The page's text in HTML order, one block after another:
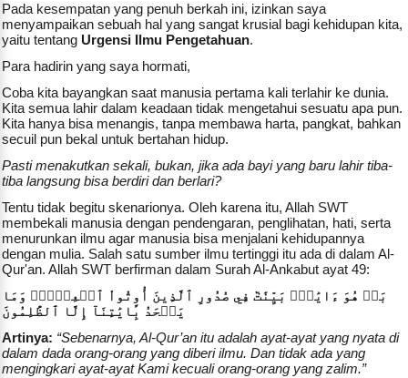
Pada kesempatan yang penuh berkah ini, izinkan saya
menyampaikan sebuah hal yang sangat krusial bagi kehidupan kita,
yaitu tentang Urgensi Ilmu Pengetahuan.
Para hadirin yang saya hormati,
Coba kita bayangkan saat manusia pertama kali terlahir ke dunia.
Kita semua lahir dalam keadaan tidak mengetahui sesuatu apa pun.
Kita hanya bisa menangis, tanpa membawa harta, pangkat, bahkan
secuil pun bekal untuk bertahan hidup.
Pasti menakutkan sekali, bukan, jika ada bayi yang baru lahir tiba-
tiba langsung bisa berdiri dan berlari?
Tentu tidak begitu skenarionya. Oleh karena itu, Allah SWT
membekali manusia dengan pendengaran, penglihatan, hati, serta
menurunkan ilmu agar manusia bisa menjalani kehidupannya
dengan mulia. Salah satu sumber ilmu tertinggi itu ada di dalam Al-
Qur'an. Allah SWT berfirman dalam Surah Al-Ankabut ayat 49:
بَلۡ هُوَ ءَايَٰتُۢ بَيِّنَٰتٞ فِي صُدُورِ ٱلَّذِينَ أُوتُواْ ٱلۡعِلۡمَۚ وَمَا
يَجۡحَدُ بِ‍َٔايَٰتِنَآ إِلَّا ٱلظَّٰلِمُونَ
Artinya: “Sebenarnya, Al-Qur’an itu adalah ayat-ayat yang nyata di
dalam dada orang-orang yang diberi ilmu. Dan tidak ada yang
mengingkari ayat-ayat Kami kecuali orang-orang yang zalim.”